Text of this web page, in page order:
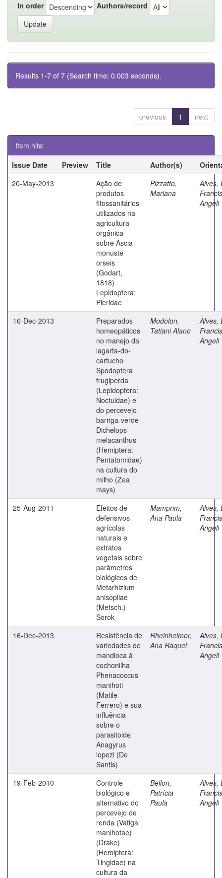
In order Authors/record
Results 1-7 of 7 (Search time: 0.003 seconds).
previous 1 next
Item hits:
Issue Date
Preview Title Author(s)
20-May-2013
Ação de
produtos
fitossanitários
utilizados na
agricultura
orgânica
sobre Ascia
monuste
orseis
(Godart,
1818)
Lepidoptera:
Pieridae
Pizzatto,
Mariana
Alves,
Angeli
16-Dec-2013
Preparados
homeopáticos
no manejo da
lagarta-do-
cartucho
Spodoptera
frugiperda
(Lepidoptera:
Noctuidae) e
do percevejo
barriga-verde
Dichelops
melacanthus
(Hemiptera:
Pentatomidae)
na cultura do
milho (Zea
mays)
Modolon,
Tatiani Alano
Alves,
Angeli
25-Aug-2011
Efeitos de
defensivos
agrícolas
naturais e
extratos
vegetais sobre
parâmetros
biológicos de
Metarhizium
anisopliae
(Metsch.)
Sorok
Mamprim,
Ana Paula
Alves,
Angeli
16-Dec-2013
Resistência de
variedades de
mandioca à
cochonilha
Phenacoccus
manihoti
(Matile-
Ferrero) e sua
influência
sobre o
parasitoide
Anagyrus
lopezi (De
Santis)
Rheinheimer,
Ana Raquel
Alves,
Angeli
19-Feb-2010
Controle
biológico e
alternativo do
percevejo de
renda (Vatiga
manihotae)
(Drake)
(Hemiptera:
Tingidae) na
cultura da
Bellon,
Patrícia
Paula
Alves,
Angeli